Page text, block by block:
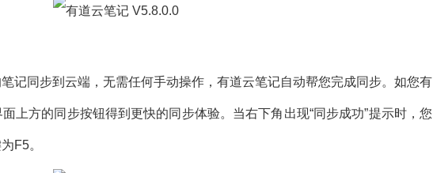
同步到云端，无需任何手动操作，有道云笔记自动帮您完成同步。如您有
上方的同步按钮得到更快的同步体验。当右下角出现“同步成功”提示时，您
F5。